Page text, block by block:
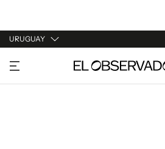
URUGUAY
URUGUAY
ARGENTINA